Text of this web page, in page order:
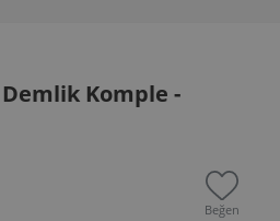
Demlik Komple -
Beğen